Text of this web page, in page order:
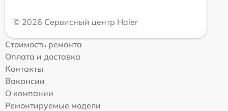
© 2026 Сервисный центр Haier
Стоимость ремонта
Оплата и доставка
Контакты
Вакансии
О компании
Ремонтируемые модели